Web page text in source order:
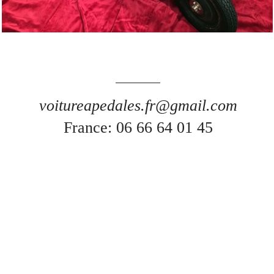
voitureapedales.fr@gmail.com
France: 06 66 64 01 45